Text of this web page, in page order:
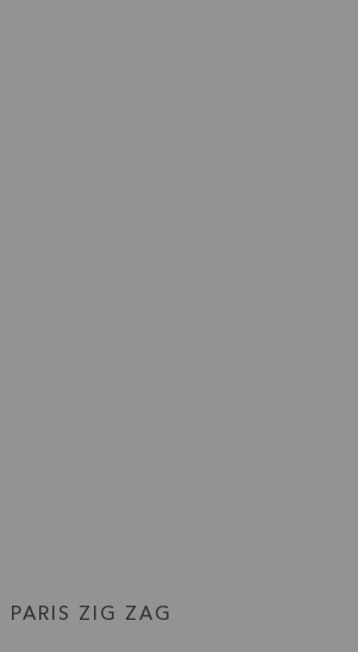
PARIS ZIG ZAG